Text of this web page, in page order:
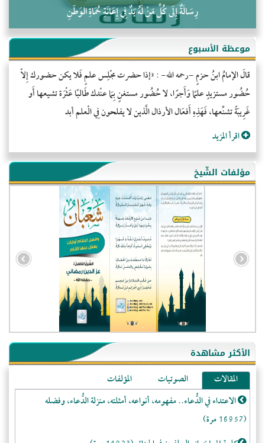
رِسَالَةٌ إِلَى كُلِّ مَنْ لَهُ يَدٌ فِي إِعَانَةِ حُمَاةِ الوَطَنِ
موعظة الأسبوع
قالَ الإمامُ ابنُ حزمٍ -رحمه الله- : «إذا حضرت مجْلِس علمٍ فَلا يكن حضورك إِلاّ
حُضُور مستزيدٍ علمًا وَأَجرًا، لا حُضُور مستغنٍ بِمَا عنْدك طَالبًا عَثْرَة تشيعها أَو
غَرِيبَةً تشنِّعها، فَهَذِهِ أَفعَال الأرذال الَّذين لا يفلحون فِي الْعلم أبد
اقرأ المزيد
مؤلفات الشّيخ
الأكثر مشاهدة
المقالات الصوتيات
المؤلفات
الاعتداء في الدُّعاء.. مفهومه، أنواعه، أمثلته، منزلة الدُّعاء، وفضله
(16957 مرة)
- الولايات المتحدة (71939)
- فيتنام (21411)
-غير معروف (20744)
- الصين (10582)
- كندا (10213)
- فرنسا (9071)